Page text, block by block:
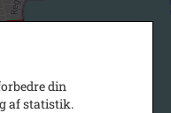
din
af statistik.